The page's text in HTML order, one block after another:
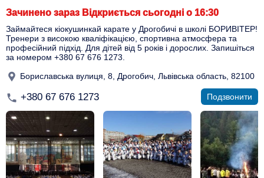
Зачинено зараз Відкриється сьогодні о 16:30
Займайтеся кіокушинкай карате у Дрогобичі в школі БОРИВІТЕР!
Тренери з високою кваліфікацією, спортивна атмосфера та
професійний підхід. Для дітей від 5 років і дорослих. Запишіться
за номером +380 67 676 1273.
Бориславська вулиця, 8, Дрогобич, Львівська область, 82100
+380 67 676 1273 Подзвонити